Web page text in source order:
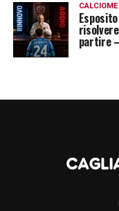
partire –